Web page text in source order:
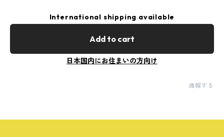
International shipping available
Add to cart
日本国内にお住まいの方向け
通報する